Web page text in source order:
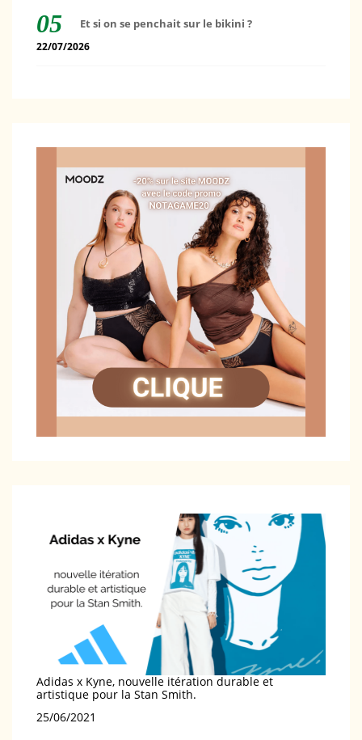
Et si on se penchait sur le bikini ?
22/07/2026
Adidas x Kyne, nouvelle itération durable et
artistique pour la Stan Smith.
Date
25/06/2021